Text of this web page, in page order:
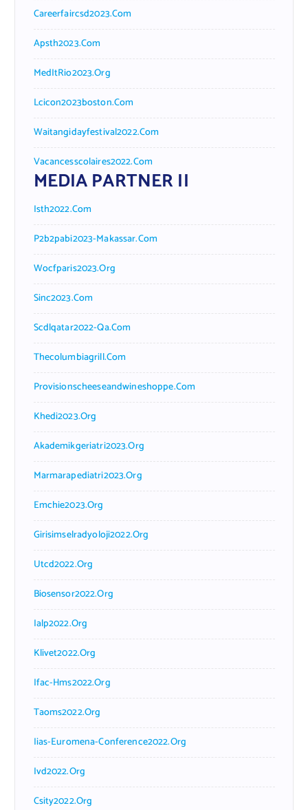
Careerfaircsd2023.com
Apsth2023.com
MedItRio2023.org
Lcicon2023boston.com
Waitangidayfestival2022.com
Vacancesscolaires2022.com
MEDIA PARTNER II
Isth2022.com
P2b2pabi2023-Makassar.com
Wocfparis2023.org
Sinc2023.com
Scdlqatar2022-Qa.com
Thecolumbiagrill.com
Provisionscheeseandwineshoppe.com
Khedi2023.org
Akademikgeriatri2023.org
Marmarapediatri2023.org
Emchie2023.org
Girisimselradyoloji2022.org
Utcd2022.org
Biosensor2022.org
Ialp2022.org
Klivet2022.org
Ifac-Hms2022.org
Taoms2022.org
Iias-Euromena-Conference2022.org
Ivd2022.org
Csity2022.org